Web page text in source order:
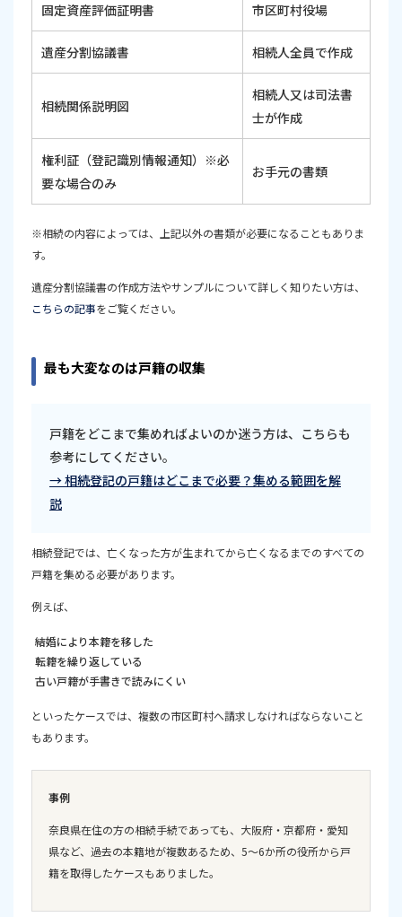
固定資産評価証明書 市区町村役場
遺産分割協議書 相続人全員で作成
相続関係説明図
相続人又は司法書
士が作成
権利証（登記識別情報通知）※必
要な場合のみ
お手元の書類
※相続の内容によっては、上記以外の書類が必要になることもありま
す。
遺産分割協議書の作成方法やサンプルについて詳しく知りたい方は、
こちらの記事をご覧ください。
最も大変なのは戸籍の収集
戸籍をどこまで集めればよいのか迷う方は、こちらも
参考にしてください。
→ 相続登記の戸籍はどこまで必要？集める範囲を解
説
相続登記では、亡くなった方が生まれてから亡くなるまでのすべての
戸籍を集める必要があります。
例えば、
結婚により本籍を移した
転籍を繰り返している
古い戸籍が手書きで読みにくい
といったケースでは、複数の市区町村へ請求しなければならないこと
もあります。
事例
奈良県在住の方の相続手続であっても、大阪府・京都府・愛知
県など、過去の本籍地が複数あるため、5～6か所の役所から戸
籍を取得したケースもありました。